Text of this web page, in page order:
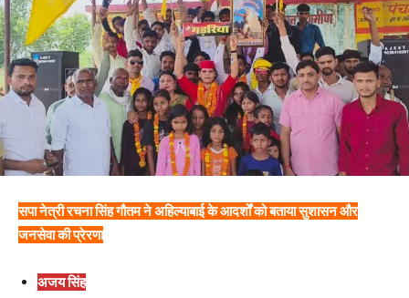
सपा नेत्री रचना सिंह गौतम ने अहिल्याबाई के आदर्शों को बताया सुशासन और
जनसेवा की प्रेरणा
अजय सिंह